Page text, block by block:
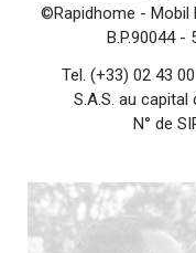
©Rapidhome - Mobil
B.P.90044 -
Tel. (+33) 02 43
S.A.S. au capital
N° de